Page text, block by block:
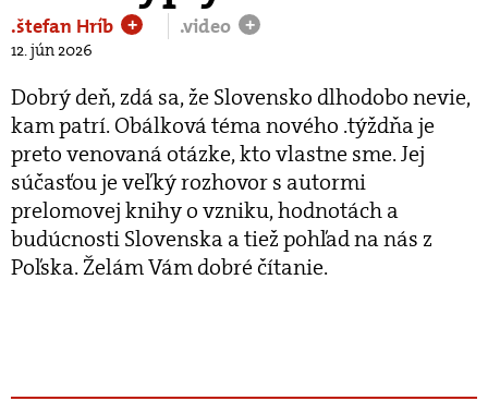
.štefan Hríb + .video +
12. jún 2026
Dobrý deň, zdá sa, že Slovensko dlhodobo nevie,
kam patrí. Obálková téma nového .týždňa je
preto venovaná otázke, kto vlastne sme. Jej
súčasťou je veľký rozhovor s autormi
prelomovej knihy o vzniku, hodnotách a
budúcnosti Slovenska a tiež pohľad na nás z
Poľska. Želám Vám dobré čítanie.